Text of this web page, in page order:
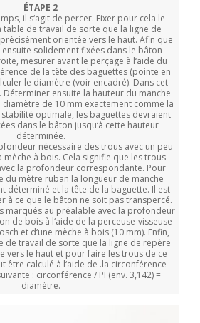
ÉTAPE 2
il s‘agit de percer. Fixer pour cela le
de travail de sorte que la ligne de
orientée vers le haut. Afin que
solidement fixées dans le bâton
mesurer avant le perçage à l‘aide du
de la tête des baguettes (pointe en
le diamètre (voir encadré). Dans cet
Déterminer ensuite la hauteur du manche
de 10 mm exactement comme la
optimale, les baguettes devraient
dans le bâton jusqu‘à cette hauteur
déterminée.
nécessaire des trous avec un peu
à bois. Cela signifie que les trous
la profondeur correspondante. Pour
du mètre ruban la longueur de manche
déterminé et la tête de la baguette. Il est
à ce que le bâton ne soit pas transpercé.
marqués au préalable avec la profondeur
de bois à l‘aide de la perceuse-visseuse
et d‘une mèche à bois (10 mm). Enfin,
de travail de sorte que la ligne de repère
vers le haut et pour faire les trous de ce
être calculé à l‘aide de .la circonférence
: circonférence / PI (env. 3,142) =
diamètre.